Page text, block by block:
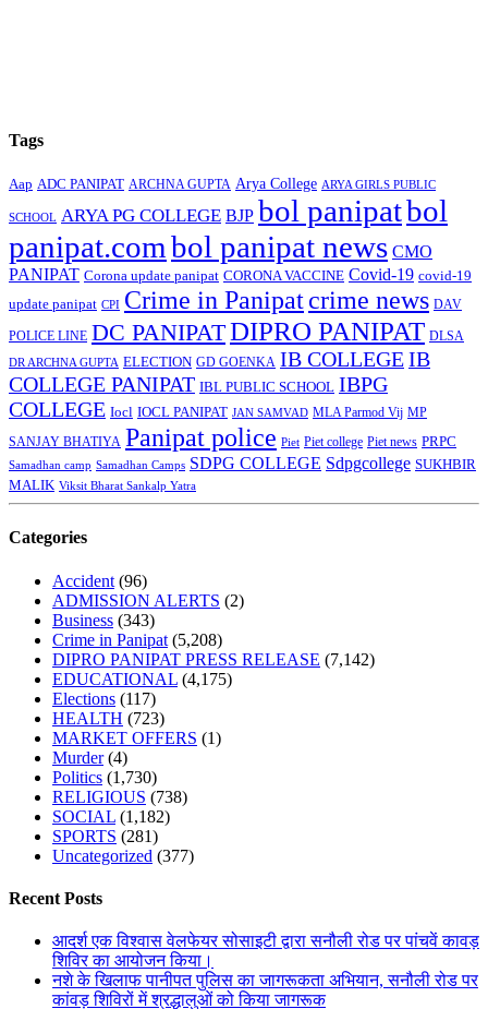
Tags
Aap ADC PANIPAT ARCHNA GUPTA Arya College ARYA GIRLS PUBLIC
SCHOOL ARYA PG COLLEGE BJP bol panipatbol
panipat.combol panipat news CMO
PANIPAT Corona update panipat CORONA VACCINE Covid-19 covid-19
update panipat CPI Crime in Panipatcrime news DAV
POLICE LINE DC PANIPATDIPRO PANIPAT DLSA
DR ARCHNA GUPTA ELECTION GD GOENKA IB COLLEGEIB
COLLEGE PANIPAT IBL PUBLIC SCHOOL IBPG
COLLEGE Iocl IOCL PANIPAT JAN SAMVAD MLA Parmod Vij MP
SANJAY BHATIYA Panipat police Piet Piet college Piet news PRPC
Samadhan camp Samadhan Camps SDPG COLLEGE Sdpgcollege SUKHBIR
MALIK Viksit Bharat Sankalp Yatra
Categories
Accident (96)
ADMISSION ALERTS (2)
Business (343)
Crime in Panipat (5,208)
DIPRO PANIPAT PRESS RELEASE (7,142)
EDUCATIONAL (4,175)
Elections (117)
HEALTH (723)
MARKET OFFERS (1)
Murder(4)
Politics (1,730)
RELIGIOUS (738)
SOCIAL (1,182)
SPORTS (281)
Uncategorized (377)
Recent Posts
आदर्श एक विश्वास वेलफेयर सोसाइटी द्वारा सनौली रोड पर पांचवें कावड़
शिविर का आयोजन किया।
नशे के खिलाफ पानीपत पुलिस का जागरूकता अभियान, सनौली रोड पर
कांवड़ शिविरों में श्रद्धालुओं को किया जागरूक